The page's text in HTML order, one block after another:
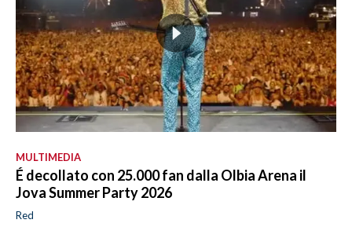
MULTIMEDIA
É decollato con 25.000 fan dalla Olbia Arena il
Jova Summer Party 2026
Red